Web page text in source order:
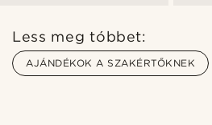
Less meg tóbbet:
AJÁNDÉKOK A SZAKÉRTŐKNEK